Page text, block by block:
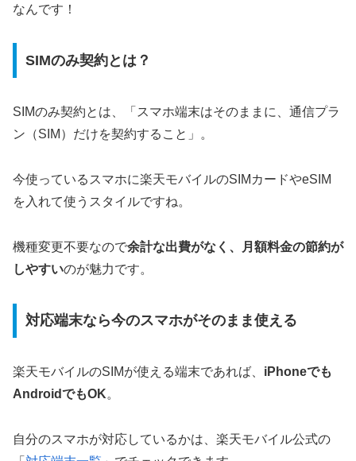
なんです！
SIMのみ契約とは？
SIMのみ契約とは、「スマホ端末はそのままに、通信プラ
ン（SIM）だけを契約すること」。
今使っているスマホに楽天モバイルのSIMカードやeSIM
を入れて使うスタイルですね。
機種変更不要なので余計な出費がなく、月額料金の節約が
しやすいのが魅力です。
対応端末なら今のスマホがそのまま使える
楽天モバイルのSIMが使える端末であれば、 iPhoneでも
AndroidでもOK。
自分のスマホが対応しているかは、楽天モバイル公式の